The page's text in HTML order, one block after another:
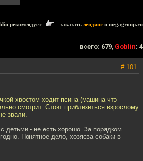
рекомендует заказать лендинг в megagroup.ru
всего: 679, Goblin: 4
# 101
хвостом ходит псина (машина что
смотрит. Стоит приблизиться взрослому
звали.
детьми - не есть хорошо. За порядком
Понятное дело, хозяева собаки в